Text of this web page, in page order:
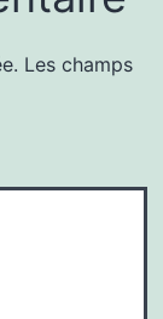
Les champs